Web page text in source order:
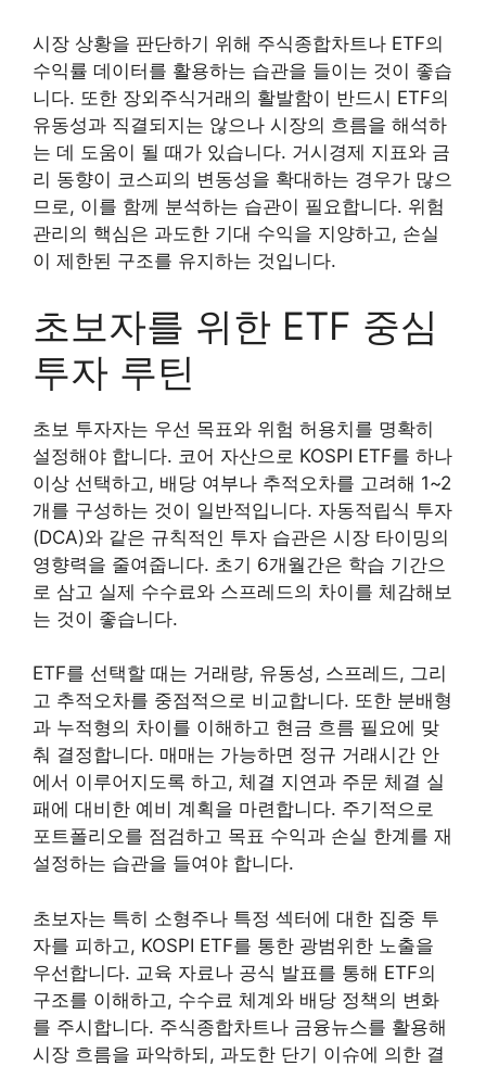
시장 상황을 판단하기 위해 주식종합차트나 ETF의
수익률 데이터를 활용하는 습관을 들이는 것이 좋습
니다. 또한 장외주식거래의 활발함이 반드시 ETF의
유동성과 직결되지는 않으나 시장의 흐름을 해석하
는 데 도움이 될 때가 있습니다. 거시경제 지표와 금
리 동향이 코스피의 변동성을 확대하는 경우가 많으
므로, 이를 함께 분석하는 습관이 필요합니다. 위험
관리의 핵심은 과도한 기대 수익을 지양하고, 손실
이 제한된 구조를 유지하는 것입니다.
초보자를 위한 ETF 중심
투자 루틴
초보 투자자는 우선 목표와 위험 허용치를 명확히
설정해야 합니다. 코어 자산으로 KOSPI ETF를 하나
이상 선택하고, 배당 여부나 추적오차를 고려해 1~2
개를 구성하는 것이 일반적입니다. 자동적립식 투자
(DCA)와 같은 규칙적인 투자 습관은 시장 타이밍의
영향력을 줄여줍니다. 초기 6개월간은 학습 기간으
로 삼고 실제 수수료와 스프레드의 차이를 체감해보
는 것이 좋습니다.
ETF를 선택할 때는 거래량, 유동성, 스프레드, 그리
고 추적오차를 중점적으로 비교합니다. 또한 분배형
과 누적형의 차이를 이해하고 현금 흐름 필요에 맞
춰 결정합니다. 매매는 가능하면 정규 거래시간 안
에서 이루어지도록 하고, 체결 지연과 주문 체결 실
패에 대비한 예비 계획을 마련합니다. 주기적으로
포트폴리오를 점검하고 목표 수익과 손실 한계를 재
설정하는 습관을 들여야 합니다.
초보자는 특히 소형주나 특정 섹터에 대한 집중 투
자를 피하고, KOSPI ETF를 통한 광범위한 노출을
우선합니다. 교육 자료나 공식 발표를 통해 ETF의
구조를 이해하고, 수수료 체계와 배당 정책의 변화
를 주시합니다. 주식종합차트나 금융뉴스를 활용해
시장 흐름을 파악하되, 과도한 단기 이슈에 의한 결